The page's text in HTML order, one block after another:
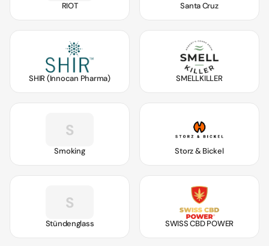
RIOT Santa Cruz
SHIR (Innocan Pharma) SMELLKILLER
S
Smoking Storz & Bickel
S
Stündenglass SWISS CBD POWER